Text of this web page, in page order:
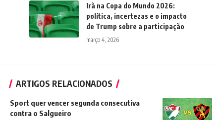
Irã na Copa do Mundo 2026:
política, incertezas e o impacto
de Trump sobre a participação
março 4, 2026
ARTIGOS RELACIONADOS
Sport quer vencer segunda consecutiva
contra o Salgueiro